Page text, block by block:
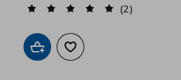
(2)
Προσθήκη στο καλάθι
Προσθήκη στα αγαπημένα